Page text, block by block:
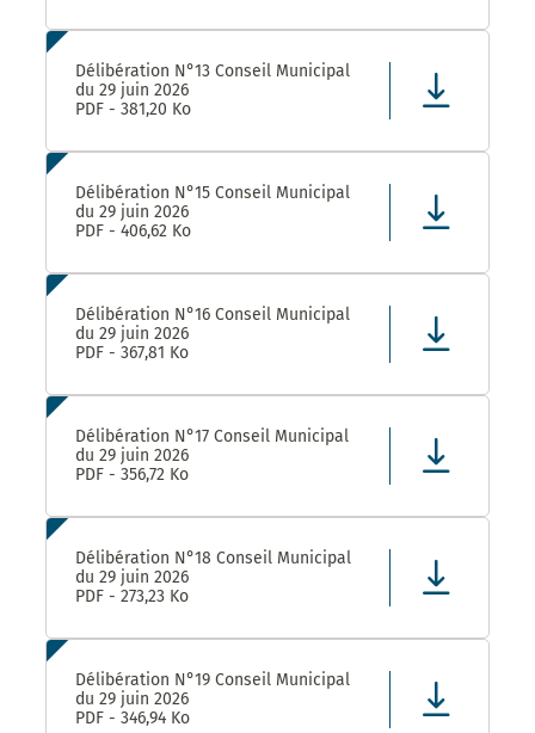
Délibération N°13 Conseil Municipal
du 29 juin 2026
PDF - 381,20 Ko
Délibération N°15 Conseil Municipal
du 29 juin 2026
PDF - 406,62 Ko
Délibération N°16 Conseil Municipal
du 29 juin 2026
PDF - 367,81 Ko
Délibération N°17 Conseil Municipal
du 29 juin 2026
PDF - 356,72 Ko
Délibération N°18 Conseil Municipal
du 29 juin 2026
PDF - 273,23 Ko
Délibération N°19 Conseil Municipal
du 29 juin 2026
PDF - 346,94 Ko